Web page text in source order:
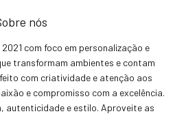
nós
com foco em personalização e
transformam ambientes e contam
com criatividade e atenção aos
e compromisso com a excelência.
autenticidade e estilo. Aproveite as